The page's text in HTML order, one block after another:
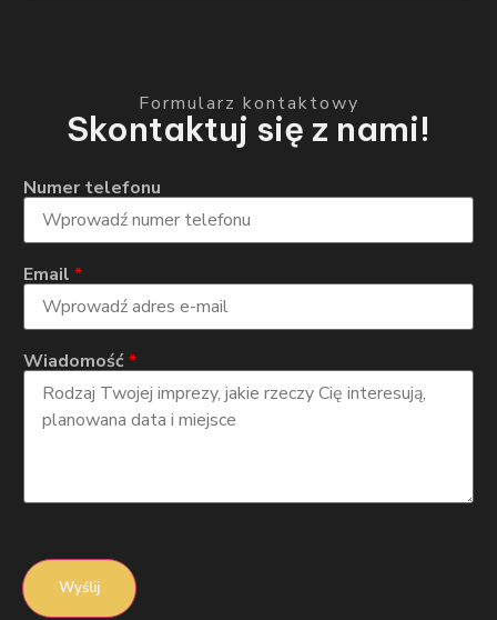
Formularz kontaktowy
Skontaktuj się z nami!
Numer telefonu
Email *
Wiadomość *
Wyślij